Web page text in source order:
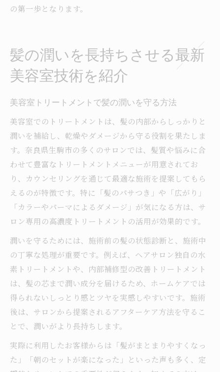
の第一歩となります。
髪の潤いを長持ちさせる最新
美容室技術を紹介
美容室トリートメントで髪の潤いを守る方法
美容室でのトリートメントは、髪の内部からしっかりと
潤いを補給し、乾燥やダメージから守る役割を果たしま
す。奈良県生駒市の多くのサロンでは、髪質や悩みに合
わせて豊富なトリートメントメニューが用意されてお
り、カウンセリングを通じて最適な施術を提案してもら
えるのが特徴です。特に「髪のパサつき」や「広がり」
「カラーやパーマによるダメージ」が気になる方は、サ
ロン専用の高濃度トリートメントの活用が効果的です。
潤いを守るためには、施術前の髪の状態診断と、施術中
の丁寧な処理が重要です。例えば、ヘアサロン独自の水
素トリートメントや、内部補修型の改善トリートメント
は、髪の芯まで潤い成分を届けるため、ホームケアでは
得られないしっとり感とツヤを実感しやすいです。施術
後は、サロンから提案されるアフターケア方法を守るこ
とで、潤いがより長持ちします。
実際に利用したお客様からは「髪がまとまりやすくなっ
た」「朝のセットが楽になった」といった声も多く、定